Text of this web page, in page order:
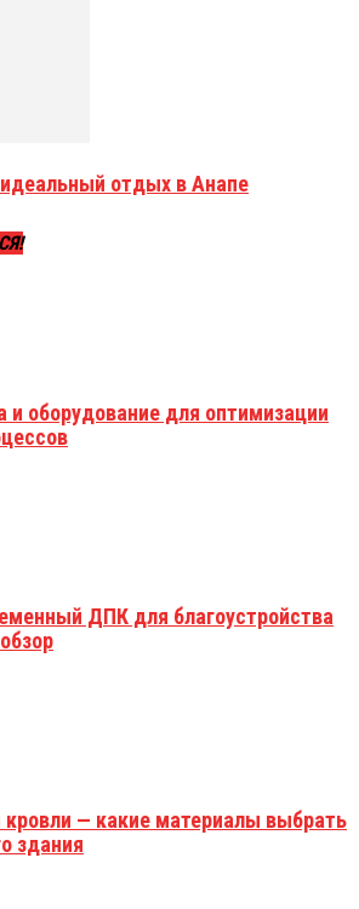
отдых в Анапе
и оборудование для оптимизации
ДПК для благоустройства
— какие материалы выбрать
здания